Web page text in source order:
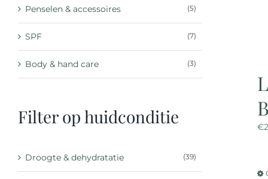
€
Penselen & accessoires (5)
SPF (7)
Body & hand care (3)
Filter op huidconditie
Droogte & dehydratatie (39)